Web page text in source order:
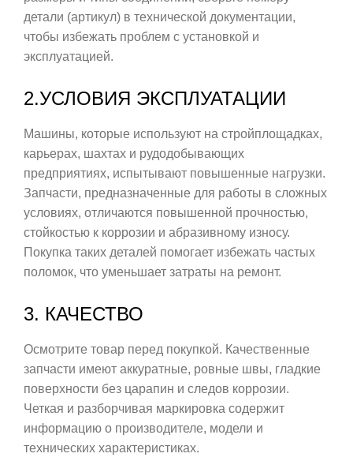
детали (артикул) в технической документации,
чтобы избежать проблем с установкой и
эксплуатацией.
2.УСЛОВИЯ ЭКСПЛУАТАЦИИ
Машины, которые используют на стройплощадках,
карьерах, шахтах и рудодобывающих
предприятиях, испытывают повышенные нагрузки.
Запчасти, предназначенные для работы в сложных
условиях, отличаются повышенной прочностью,
стойкостью к коррозии и абразивному износу.
Покупка таких деталей помогает избежать частых
поломок, что уменьшает затраты на ремонт.
3. КАЧЕСТВО
Осмотрите товар перед покупкой. Качественные
запчасти имеют аккуратные, ровные швы, гладкие
поверхности без царапин и следов коррозии.
Четкая и разборчивая маркировка содержит
информацию о производителе, модели и
технических характеристиках.